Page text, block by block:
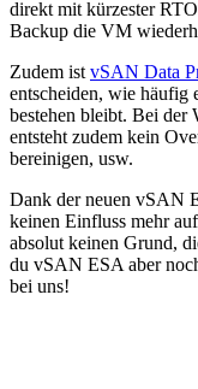
direkt mit kürzester
Backup die VM
Zudem ist vSAN Data
entscheiden, wie häufig
bestehen bleibt. Bei der
entsteht zudem kein
bereinigen, usw.
Dank der neuen vSAN
keinen Einfluss mehr
absolut keinen Grund,
du vSAN ESA aber
bei uns!